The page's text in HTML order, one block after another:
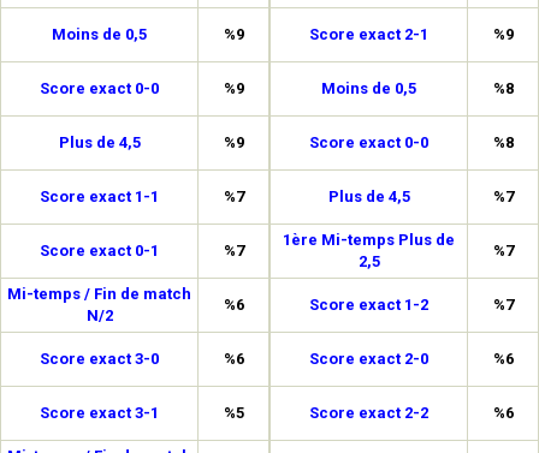
Moins de 0,5 %9
Score exact 0-0 %9
Plus de 4,5 %9
Score exact 1-1 %7
Score exact 0-1 %7
Mi-temps / Fin de match
N/2
%6
Score exact 3-0 %6
Score exact 3-1 %5
Score exact 2-1 %9
Moins de 0,5 %8
Score exact 0-0 %8
Plus de 4,5 %7
1ère Mi-temps Plus de
2,5
%7
Score exact 1-2 %7
Score exact 2-0 %6
Score exact 2-2 %6